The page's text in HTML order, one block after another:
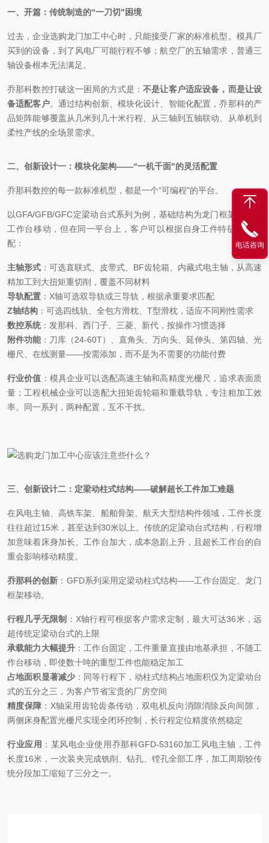
一、开篇：传统制造的“一刀切"困境
过去，企业选购龙门加工中心时，只能接受厂家的标准机型。模具厂
买到的设备，到了风电厂可能行程不够；航空厂的五轴需求，普通三
轴设备根本无法满足。
乔那科数控打破这一困局的方式是：不是让客户适应设备，而是让设
备适配客户。通过结构创新、模块化设计、智能化配置，乔那科的产
品矩阵能够覆盖从几米到几十米行程、从三轴到五轴联动、从单机到
柔性产线的全场景需求。
二、创新设计一：模块化架构——“一机千面"的灵活配置
乔那科数控的每一款标准机型，都是一个“可编程"的平台。
以GFA/GFB/GFC定梁动台式系列为例，基础结构为龙门框架固定、
工作台移动，但在同一平台上，客户可以根据自身工件特征自由选
配：
主轴形式 ：可选直联式、皮带式、 BF齿轮箱、内藏式电主轴，从高速
精加工到大扭矩重切削，覆盖不同材料
导轨配置 ： X轴可选双导轨或三导轨，根据承重要求匹配
Z轴结构 ：可选四线轨、全包方滑枕、 T型滑枕，适应不同刚性需求
数控系统：发那科、西门子、三菱、新代，按操作习惯选择
附件功能：刀库（24-60T）、直角头、万向头、延伸头、第四轴、光
栅尺、在线测量——按需添加，而不是为不需要的功能付费
行业价值 ：模具企业可以选配高速主轴和高精度光栅尺，追求表面质
量；工程机械企业可以选配大扭矩齿轮箱和重载导轨，专注粗加工效
率。同一系列，两种配置，互不干扰。
三、创新设计二：定梁动柱式结构——破解超长工件加工难题
在风电主轴、高铁车架、船舶骨架、航天大型结构件领域，工件长度
往往超过15米，甚至达到30米以上。传统的定梁动台式结构，行程增
加意味着床身加长、工作台加大，成本急剧上升，且超长工作台的自
重会影响移动精度。
乔那科的创新 ： GFD系列采用定梁动柱式结构——工作台固定、龙门
框架移动。
行程几乎无限制 ： X轴行程可根据客户需求定制，最大可达36米，远
超传统定梁动台式的上限
承载能力大幅提升 ：工作台固定，工件重量直接由地基承担，不随工
作台移动，即使数十吨的重型工件也能稳定加工
占地面积显著减少：同等行程下，动柱式结构占地面积仅为定梁动台
式的五分之三，为客户节省宝贵的厂房空间
精度保障 ： X轴采用齿轮齿条传动，双电机反向消隙消除反向间隙，
两侧床身配置光栅尺实现全闭环控制，长行程定位精度依然稳定
行业应用 ：某风电企业使用乔那科GFD-53160加工风电主轴，工件
长度16米，一次装夹完成铣削、钻孔、镗孔全部工序，加工周期较传
统分段加工缩短了三分之一。
电话咨询